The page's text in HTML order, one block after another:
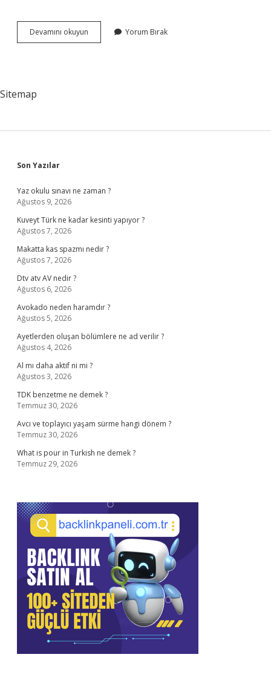
Devamını okuyun İStanbul
Mahmutbey
Yorum Bırak
Sitemap
Sidebar
Son Yazılar
Yaz okulu sınavı ne zaman ?
Ağustos 9, 2026
Kuveyt Türk ne kadar kesinti yapıyor ?
Ağustos 7, 2026
Makatta kas spazmı nedir ?
Ağustos 7, 2026
Dtv atv AV nedir ?
Ağustos 6, 2026
Avokado neden haramdır ?
Ağustos 5, 2026
Ayetlerden oluşan bölümlere ne ad verilir ?
Ağustos 4, 2026
Al mı daha aktif ni mi ?
Ağustos 3, 2026
TDK benzetme ne demek ?
Temmuz 30, 2026
Avcı ve toplayıcı yaşam sürme hangi dönem ?
Temmuz 30, 2026
What is pour in Turkish ne demek ?
Temmuz 29, 2026